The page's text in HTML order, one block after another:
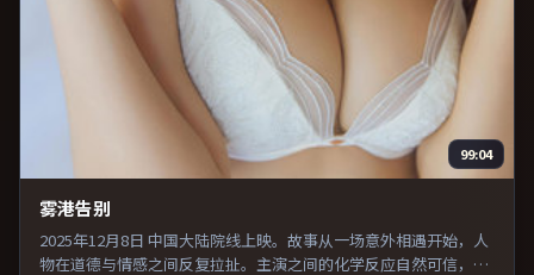
99:04
雾港告别
2025年12月8日 中国大陆院线上映。故事从一场意外相遇开始，人
物在道德与情感之间反复拉扯。主演之间的化学反应自然可信，对